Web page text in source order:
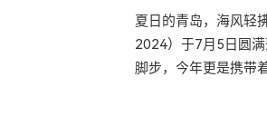
夏日的青岛，海风轻
2024）于7月5日圆
脚步，今年更是携带